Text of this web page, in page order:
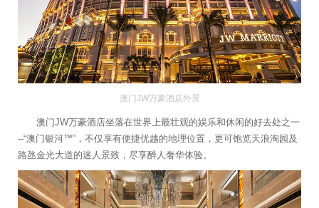
澳门JW万豪酒店外景
澳门JW万豪酒店坐落在世界上最壮观的娱乐和休闲的好去处之一
--“澳门银河™”，不仅享有便捷优越的地理位置，更可饱览天浪淘园及
路氹金光大道的迷人景致，尽享醉人奢华体验。